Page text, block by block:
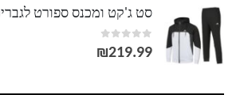
0
out of 5
₪219.99